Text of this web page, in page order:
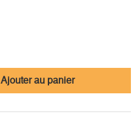
Ajouter au panier